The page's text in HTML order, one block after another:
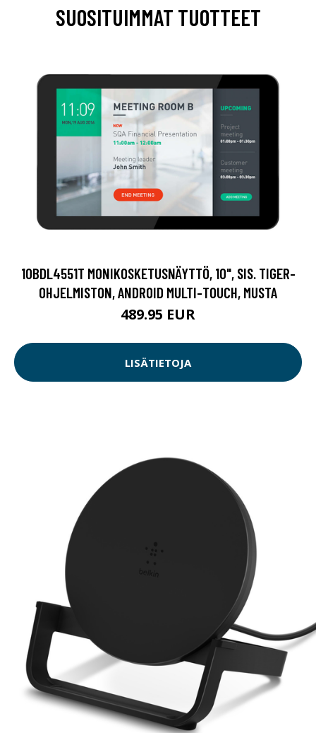
SUOSITUIMMAT TUOTTEET
10BDL4551T MONIKOSKETUSNÄYTTÖ, 10", SIS. TIGER-
OHJELMISTON, ANDROID MULTI-TOUCH, MUSTA
489.95 EUR
LISÄTIETOJA